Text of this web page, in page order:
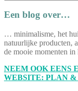
naar:
Een blog over…
… minimalisme, het
natuurlijke producten,
de mooie momenten in
NEEM OOK EENS
WEBSITE: PLAN &